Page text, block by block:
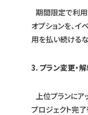
期間限定で利
オプションを、
用を払い続けるな
3. プラン変更・
上位プランにア
プロジェクト完